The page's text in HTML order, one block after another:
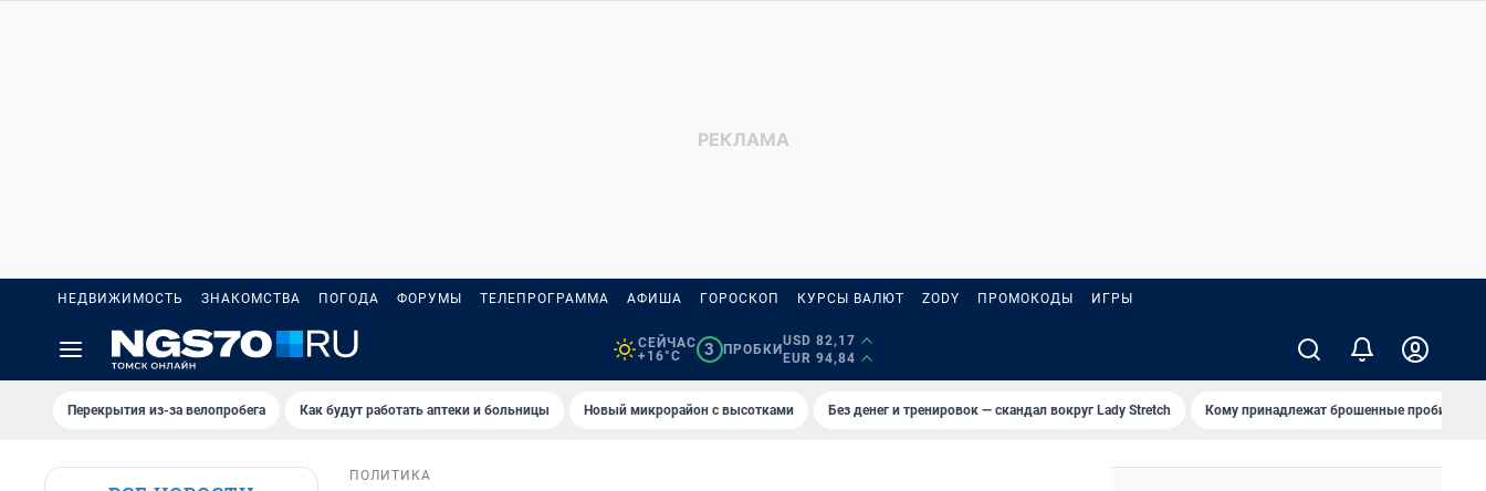
НЕДВИЖИМОСТЬ ЗНАКОМСТВА ПОГОДА ФОРУМЫ ТЕЛЕПРОГРАММА АФИША ГОРОСКОП КУРСЫ ВАЛЮТ ZODY ПРОМОКОДЫ ИГРЫ
СЕЙЧАС
+16°C
3 ПРОБКИ
USD 82,17
EUR 94,84
Перекрытия из-за велопробега Как будут работать аптеки и больницы Новый микрорайон с высотками Без денег и тренировок — скандал вокруг Lady Stretch Кому принадлежат брошенные пробирки?
ПОЛИТИКА